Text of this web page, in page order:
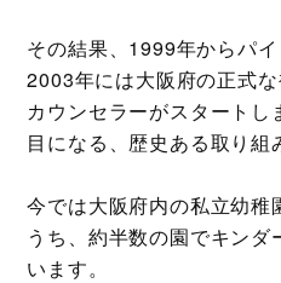
その結果、1999年からパイ
2003年には大阪府の正式
カウンセラーがスタート
目になる、歴史ある取り組
今では大阪府内の私立幼
うち、約半数の園でキン
います。